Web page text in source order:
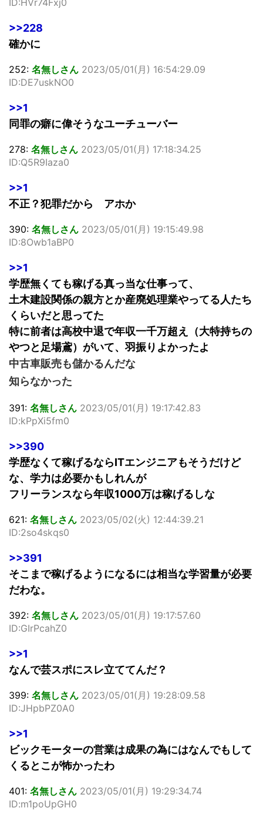
>>228
確かに
252: 名無しさん 2023/05/01(月) 16:54:29.09
ID:DE7uskNO0
>>1
同罪の癖に偉そうなユーチューバー
278: 名無しさん 2023/05/01(月) 17:18:34.25
ID:Q5R9Iaza0
>>1
不正？犯罪だから アホか
390: 名無しさん 2023/05/01(月) 19:15:49.98
ID:8Owb1aBP0
>>1
学歴無くても稼げる真っ当な仕事って、
土木建設関係の親方とか産廃処理業やってる人たち
くらいだと思ってた
特に前者は高校中退で年収一千万超え（大特持ちの
やつと足場鳶）がいて、羽振りよかったよ
中古車販売も儲かるんだな
知らなかった
391: 名無しさん 2023/05/01(月) 19:17:42.83
ID:kPpXi5fm0
>>390
学歴なくて稼げるならITエンジニアもそうだけど
な、学力は必要かもしれんが
フリーランスなら年収1000万は稼げるしな
621: 名無しさん 2023/05/02(火) 12:44:39.21
ID:2so4skqs0
>>391
そこまで稼げるようになるには相当な学習量が必要
だわな。
392: 名無しさん 2023/05/01(月) 19:17:57.60
ID:GIrPcahZ0
>>1
なんで芸スポにスレ立ててんだ？
399: 名無しさん 2023/05/01(月) 19:28:09.58
ID:JHpbPZ0A0
>>1
ビックモーターの営業は成果の為にはなんでもして
くるとこが怖かったわ
401: 名無しさん 2023/05/01(月) 19:29:34.74
ID:m1poUpGH0